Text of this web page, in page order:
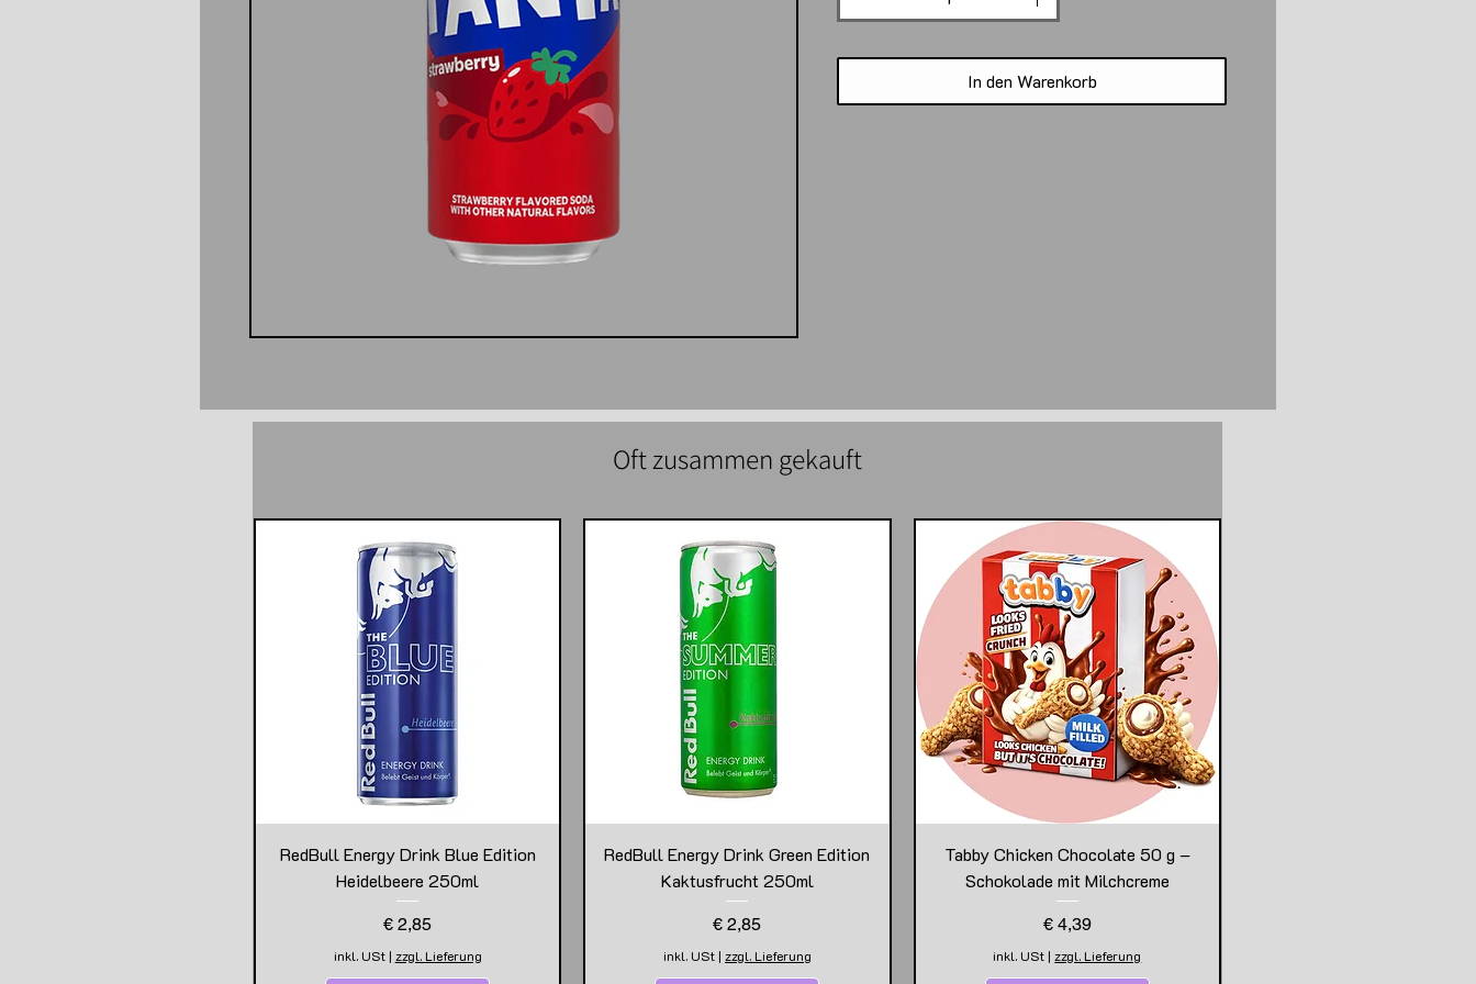
In den Warenkorb
Oft zusammen gekauft
RedBull Energy Drink Blue Edition
Heidelbeere 250ml
Preis
€ 2,85
inkl. USt| zzgl. Lieferung
RedBull Energy Drink Green Edition
Kaktusfrucht 250ml
Preis
€ 2,85
inkl. USt| zzgl. Lieferung
Tabby Chicken Chocolate 50 g –
Schokolade mit Milchcreme
Preis
€ 4,39
inkl. USt |zzgl. Lieferung